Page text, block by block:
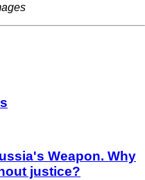
Weapon. Why
justice?